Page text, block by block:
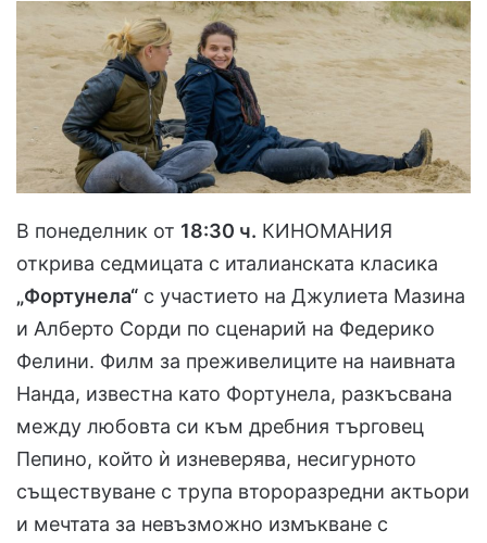
o
w
o
n
X
d
a
n
e
m
a
i
l
В понеделник от 18:30 ч. КИНОМАНИЯ
открива седмицата с италианската класика
„Фортунела“ с участието на Джулиета Мазина
и Алберто Сорди по сценарий на Федерико
Фелини. Филм за преживелиците на наивната
Нанда, известна като Фортунела, разкъсвана
между любовта си към дребния търговец
Пепино, който ѝ изневерява, несигурното
съществуване с трупа второразредни актьори
и мечтата за невъзможно измъкване с